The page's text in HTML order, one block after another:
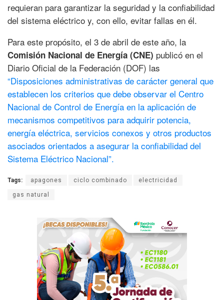
requieran para garantizar la seguridad y la confiabilidad
del sistema eléctrico y, con ello, evitar fallas en él.
Para este propósito, el 3 de abril de este año, la
Comisión Nacional de Energía (CNE) publicó en el
Diario Oficial de la Federación (DOF) las
“Disposiciones administrativas de carácter general que
establecen los criterios que debe observar el Centro
Nacional de Control de Energía en la aplicación de
mecanismos competitivos para adquirir potencia,
energía eléctrica, servicios conexos y otros productos
asociados orientados a asegurar la confiabilidad del
Sistema Eléctrico Nacional”.
Tags: apagones ciclo combinado electricidad
gas natural